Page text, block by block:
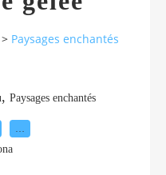
> Paysages enchantés
, Paysages enchantés